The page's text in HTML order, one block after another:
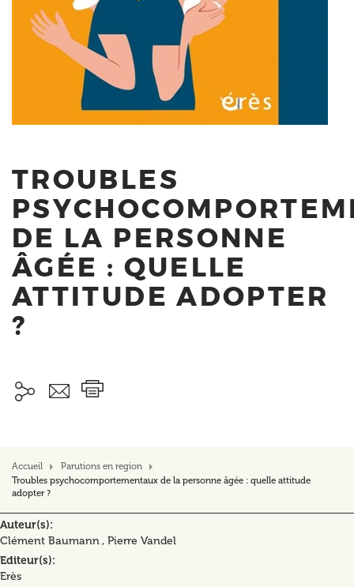
TROUBLES
DE LA PERSONNE
ÂGÉE : QUELLE
ATTITUDE ADOPTER
?
Accueil
Parutions en region
Troubles psychocomportementaux de la personne âgée : quelle attitude
adopter ?
Auteur(s)
Clément Baumann , Pierre Vandel
Editeur(s)
Erès